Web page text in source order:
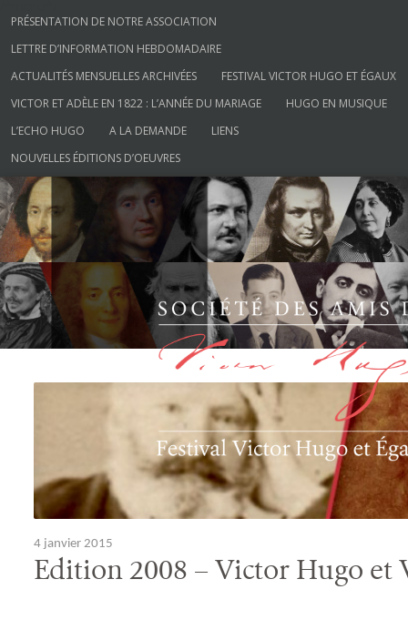
Aller au contenu
PRÉSENTATION DE NOTRE ASSOCIATION
LETTRE D’INFORMATION HEBDOMADAIRE
ACTUALITÉS MENSUELLES ARCHIVÉES
FESTIVAL VICTOR HUGO ET ÉGAUX
VICTOR ET ADÈLE EN 1822 : L’ANNÉE DU MARIAGE
HUGO EN MUSIQUE
L’ECHO HUGO
A LA DEMANDE
LIENS
NOUVELLES ÉDITIONS D’OEUVRES
Société des Amis de Victor Hugo
4 janvier 2015
Edition 2008 – Victor Hugo et